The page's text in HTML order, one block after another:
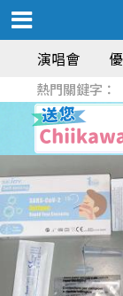
演唱會
熱門關鍵字：